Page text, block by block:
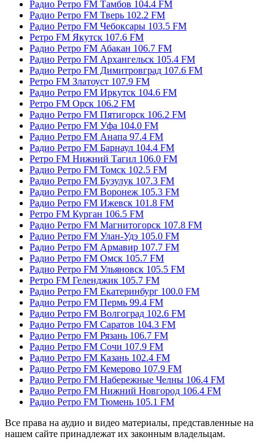
Радио Ретро FM Тамбов 104.4 FM
Радио Ретро FM Тверь 102.2 FM
Радио Ретро FM Чебоксары 103.5 FM
Ретро FM Якутск 107.6 FM
Радио Ретро FM Абакан 106.7 FM
Радио Ретро FM Архангельск 105.4 FM
Радио Ретро FM Димитровград 107.6 FM
Ретро FM Златоуст 107.9 FM
Радио Ретро FM Иркутск 104.6 FM
Ретро FM Орск 106.2 FM
Радио Ретро FM Пятигорск 106.2 FM
Радио Ретро FM Уфа 104.0 FM
Радио Ретро FM Анапа 97.4 FM
Радио Ретро FM Барнаул 104.4 FM
Ретро FM Нижний Тагил 106.0 FM
Радио Ретро FM Томск 102.5 FM
Радио Ретро FM Бузулук 107.3 FM
Радио Ретро FM Воронеж 105.3 FM
Радио Ретро FM Ижевск 101.8 FM
Ретро FM Курган 106.5 FM
Радио Ретро FM Магнитогорск 107.8 FM
Радио Ретро FM Улан-Удэ 105.0 FM
Радио Ретро FM Армавир 107.7 FM
Радио Ретро FM Омск 105.7 FM
Радио Ретро FM Ульяновск 105.5 FM
Ретро FM Геленджик 105.7 FM
Радио Ретро FM Екатеринбург 100.0 FM
Радио Ретро FM Пермь 99.4 FM
Радио Ретро FM Волгоград 102.6 FM
Радио Ретро FM Саратов 104.3 FM
Радио Ретро FM Рязань 106.7 FM
Радио Ретро FM Сочи 107.9 FM
Радио Ретро FM Казань 102.4 FM
Радио Ретро FM Кемерово 107.9 FM
Радио Ретро FM Набережные Челны 106.4 FM
Радио Ретро FM Нижний Новгород 106.4 FM
Радио Ретро FM Тюмень 105.1 FM
Все права на аудио и видео материалы, представленные на
нашем сайте принадлежат их законным владельцам.